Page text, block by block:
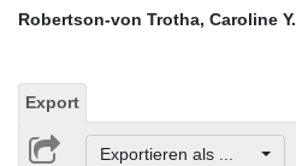
Robertson-von Trotha, Caroline Y.
Export
Exportieren als ...